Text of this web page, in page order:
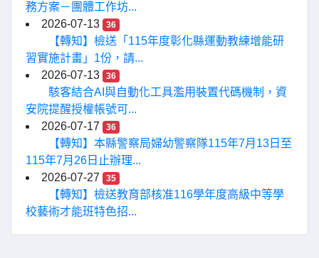
務方案－團體工作坊...
2026-07-13
36
【轉知】檢送「115年度彰化縣運動教練增能研
習實施計畫」1份，請...
2026-07-13
36
駭客結合AI與自動化工具濫用裝置代碼機制，資
安院提醒授權帳號可...
2026-07-17
36
【轉知】本縣警察局婦幼警察隊115年7月13日至
115年7月26日止辦理...
2026-07-27
35
【轉知】檢送教育部核准116學年度高級中等學
校藝術才能班特色招...